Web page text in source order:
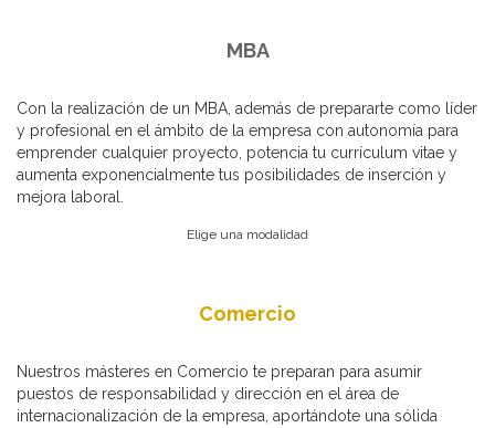
MBA
Con la realización de un MBA, además de prepararte como líder
y profesional en el ámbito de la empresa con autonomía para
emprender cualquier proyecto, potencia tu currículum vitae y
aumenta exponencialmente tus posibilidades de inserción y
mejora laboral.
Elige una modalidad
Comercio
Nuestros másteres en Comercio te preparan para asumir
puestos de responsabilidad y dirección en el área de
internacionalización de la empresa, aportándote una sólida